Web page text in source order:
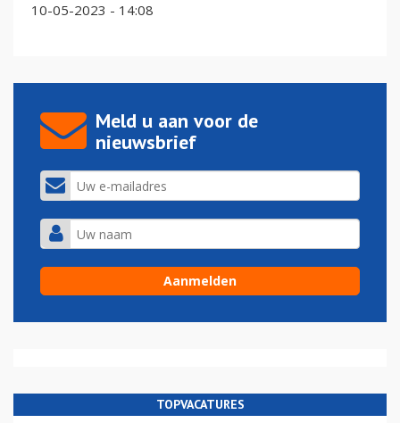
10-05-2023 - 14:08
Meld u aan voor de
nieuwsbrief
TOPVACATURES